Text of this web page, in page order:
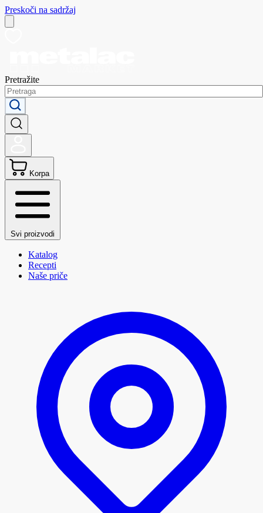
Preskoči na sadržaj
Pretražite
Korpa
Svi proizvodi
Katalog
Recepti
Naše priče